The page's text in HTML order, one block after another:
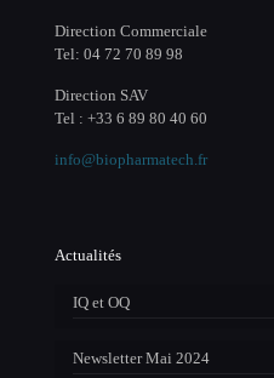
Direction Commerciale
Tel: 04 72 70 89 98
Direction SAV
Tel : +33 6 89 80 40 60
info@biopharmatech.fr
Actualités
IQ et OQ
Newsletter Mai 2024